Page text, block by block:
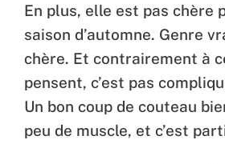
En plus, elle est pas chère
saison d’automne. Genre
chère. Et contrairement à
pensent, c’est pas
Un bon coup de couteau
peu de muscle, et c’est